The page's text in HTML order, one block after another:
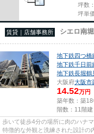
坪数
坪単
賃貸｜店舗事務所 シエロ南
地下鉄四つ橋
地下鉄千日前
地下鉄長堀鶴
大阪府大阪市
14.52万円
築年数：築18
階数：11階建
歩いて徒歩4分の場所に肉のハナ
特徴的な外観と洗練された設計の